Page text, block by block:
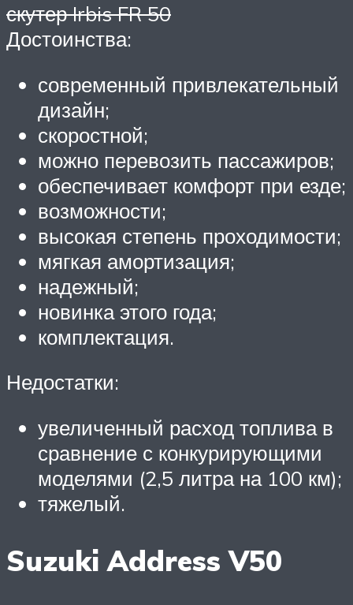
скутер Irbis FR 50
Достоинства:
современный привлекательный
дизайн;
скоростной;
можно перевозить пассажиров;
обеспечивает комфорт при езде;
возможности;
высокая степень проходимости;
мягкая амортизация;
надежный;
новинка этого года;
комплектация.
Недостатки:
увеличенный расход топлива в
сравнение с конкурирующими
моделями (2,5 литра на 100 км);
тяжелый.
Suzuki Address V50